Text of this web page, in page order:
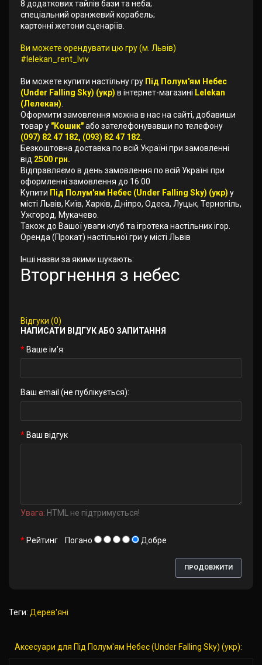
8 додаткових тайлів бази та неба;
спеціальний оранжевий корабель;
картонні жетони сценаріїв.
Ви можете орендувати цю гру (м. Львів)
#lelekan_rent_lviv
Ви можете купити настільну гру Під Полум'ям Небес
(Under Falling Sky) (укр) в інтернет-магазині Lelekan
(Лелекан)
Оформити замовлення можна в нас на сайті, добавиши
товар у "Кошик"або зателефонувавши по телефону
(097) 82 47 182, (093) 82 47 182
Безкоштовна доставка по всій Україні при замовленні
від 2500 грн.
Відправляємо в день замовлення по всій Україні при
оформленні замовлення до 16:00
Купити Під Полум'ям Небес (Under Falling Sky) (укр) у
місті Львів, Київ, Харків, Дніпро, Одеса, Луцьк, Тернопіль,
Ужгород, Мукачево.
Також до Вашої уваги клуб та ігротека настільних ігор.
Оренда (Прокат) настільної гри у місті Львів
Інші назви за якими шукають:
Вторгнення з небес
Відгуки (0)
НАПИСАТИ ВІДГУК АБО ЗАПИТАННЯ
Ваше ім’я:
Ваш email (не публікується):
Ваш відгук
Увага: HTML не підтримується!
Рейтинг Погано Добре
ПРОДОВЖИТИ
Теги: Дерев'яні
Аксесуари для Під Полум'ям Небес (Under Falling Sky) (укр):